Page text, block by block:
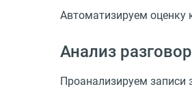
Автоматизируем оценку
Анализ
Проанализируем записи